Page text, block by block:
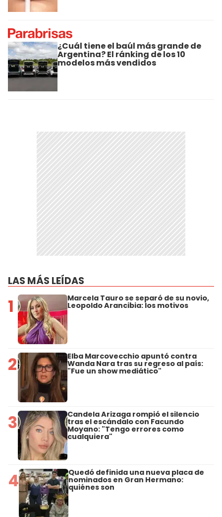
¿Cuál tiene el baúl más grande de
Argentina? El ránking de los 10
modelos más vendidos
LAS MÁS LEÍDAS
1 Marcela Tauro se separó de su novio,
Leopoldo Arancibia: los motivos
2 Elba Marcovecchio apuntó contra
Wanda Nara tras su regreso al país:
"Fue un show mediático"
3 Candela Arizaga rompió el silencio
tras el escándalo con Facundo
Moyano: "Tengo errores como
cualquiera"
4 Quedó definida una nueva placa de
nominados en Gran Hermano:
quiénes son